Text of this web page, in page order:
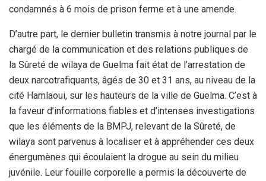
condamnés à 6 mois de prison ferme et à une amende.
D’autre part, le dernier bulletin transmis à notre journal par le
chargé de la communication et des relations publiques de
la Sûreté de wilaya de Guelma fait état de l’arrestation de
deux narcotrafiquants, âgés de 30 et 31 ans, au niveau de la
cité Hamlaoui, sur les hauteurs de la ville de Guelma. C’est à
la faveur d’informations fiables et d’intenses investigations
que les éléments de la BMPJ, relevant de la Sûreté, de
wilaya sont parvenus à localiser et à appréhender ces deux
énergumènes qui écoulaient la drogue au sein du milieu
juvénile. Leur fouille corporelle a permis la découverte de